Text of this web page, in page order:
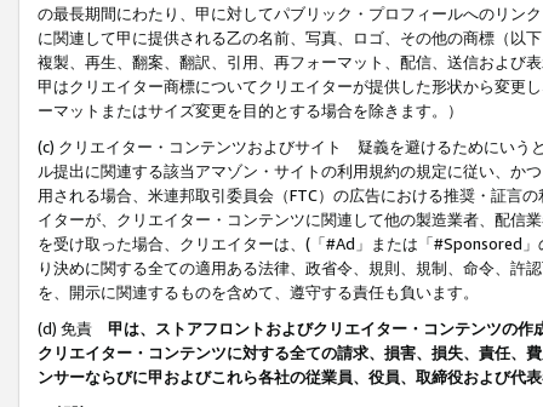
の最長期間にわたり、甲に対してパブリック・プロフィールへのリン
に関連して甲に提供される乙の名前、写真、ロゴ、その他の商標（以
複製、再生、翻案、翻訳、引用、再フォーマット、配信、送信および
甲はクリエイター商標についてクリエイターが提供した形状から変更
ーマットまたはサイズ変更を目的とする場合を除きます。）
(c) クリエイター・コンテンツおよびサイト 疑義を避けるためにいう
ル提出に関連する該当アマゾン・サイトの利用規約の規定に従い、か
用される場合、米連邦取引委員会（FTC）の広告における推奨・証言
イターが、クリエイター・コンテンツに関連して他の製造業者、配信
を受け取った場合、クリエイターは、(「#Ad」または「#Sponsored
り決めに関する全ての適用ある法律、政省令、規則、規制、命令、許
を、開示に関連するものを含めて、遵守する責任も負います。
(d) 免責 甲は、ストアフロントおよびクリエイター・コンテンツの
クリエイター・コンテンツに対する全ての請求、損害、損失、責任、
ンサーならびに甲およびこれら各社の従業員、役員、取締役および代